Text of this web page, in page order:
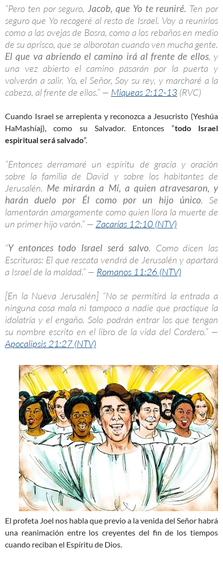
“Pero ten por seguro,Jacob, que Yo te reuniré. Ten por
seguro que Yo recogeré al resto de Israel. Voy a reunirlos
como a las ovejas de Bosra, como a los rebaños en medio
de su aprisco, que se alborotan cuando ven mucha gente.
El que va abriendo el camino irá al frente de ellos, y
una vez abierto el camino pasarán por la puerta y
volverán a salir. Yo, el Señor, Soy su rey, y marcharé a la
cabeza, al frente de ellos.” — Miqueas 2:12-13 (RVC)
Cuando Israel se arrepienta y reconozca a Jesucristo (Yeshúa
HaMashíaj), como su Salvador. Entonces “todo Israel
espiritual será salvado”.
“Entonces derramaré un espíritu de gracia y oración
sobre la familia de David y sobre los habitantes de
Jerusalén. Me mirarán a Mí, a quien atravesaron, y
harán duelo por Él como por un hijo único. Se
lamentarán amargamente como quien llora la muerte de
un primer hijo varón.” — Zacarías 12:10 (NTV)
“Y entonces todo Israel será salvo. Como dicen las
Escrituras: El que rescata vendrá de Jerusalén y apartará
a Israel de la maldad.” — Romanos 11:26 (NTV)
[En la Nueva Jerusalén] “No se permitirá la entrada a
ninguna cosa mala ni tampoco a nadie que practique la
idolatría y el engaño. Solo podrán entrar los que tengan
su nombre escrito en el libro de la vida del Cordero.” —
Apocalipsis 21:27 (NTV)
El profeta Joel nos habla que previo a la venida del Señor habrá
una reanimación entre los creyentes del fin de los tiempos
cuando reciban el Espíritu de Dios.